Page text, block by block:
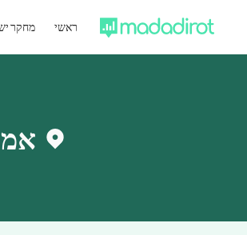
ראשי מחקר